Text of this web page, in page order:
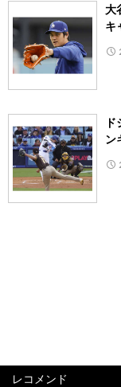
大
キ
ン
レコメンド